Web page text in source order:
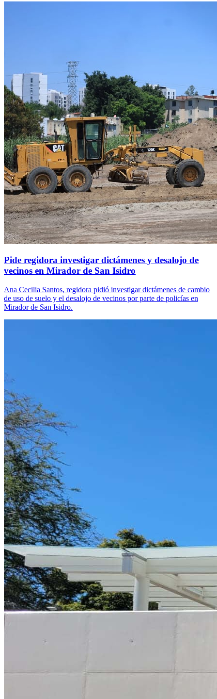
Pide regidora investigar dictámenes y desalojo de
vecinos en Mirador de San Isidro
Ana Cecilia Santos, regidora pidió investigar dictámenes de cambio
de uso de suelo y el desalojo de vecinos por parte de policías en
Mirador de San Isidro.